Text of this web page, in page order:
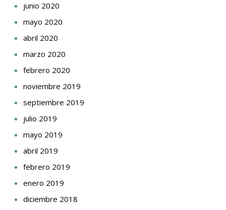
junio 2020
mayo 2020
abril 2020
marzo 2020
febrero 2020
noviembre 2019
septiembre 2019
julio 2019
mayo 2019
abril 2019
febrero 2019
enero 2019
diciembre 2018